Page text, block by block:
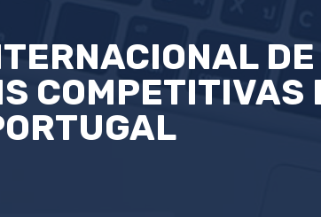
DE
COMPETITIVAS